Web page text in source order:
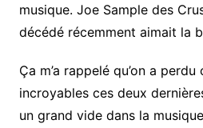
musique. Joe Sample des
décédé récemment aimait la
Ça m’a rappelé qu’on a
incroyables ces deux
un grand vide dans la